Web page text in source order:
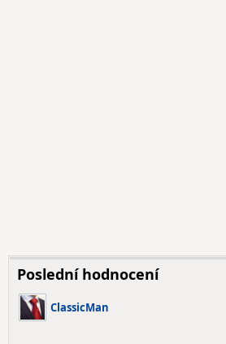
Poslední hodnocení
ClassicMan